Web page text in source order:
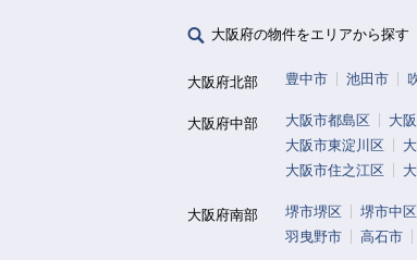
大阪府の物件をエリアから探す
大阪府北部 豊中市 池田市
大阪府中部 大阪市都島区 大
大阪市東淀川区
大阪市住之江区
大阪府南部 堺市堺区 堺市中区
羽曳野市
高石市